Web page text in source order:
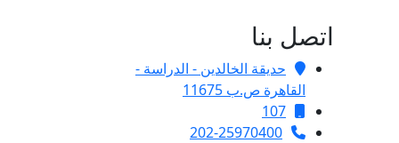
اتصل بنا
حديقة الخالدين - الدراسة -
القاهرة ص.ب 11675
107
202-25970400